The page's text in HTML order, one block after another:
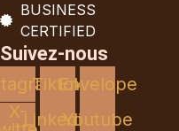
BUSINESS
CERTIFIED
Suivez-nous
TiktokEnvelope
X-LinkedinYoutube